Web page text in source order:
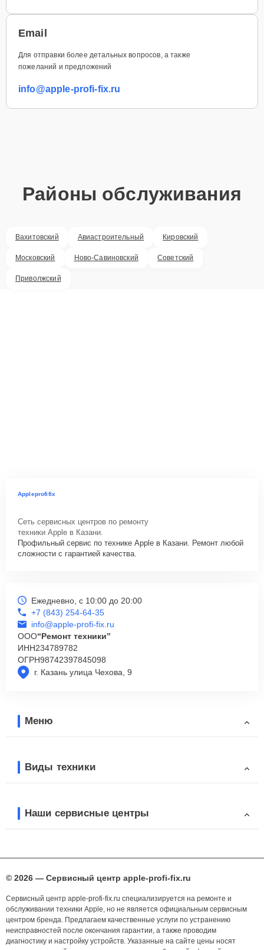
Email
Для отправки более детальных вопросов, а также
пожеланий и предложений
info@apple-profi-fix.ru
Районы обслуживания
Вахитовский Авиастроительный Кировский
Московский Ново-Савиновский Советский
Приволжский
Appleprofifix
Сеть сервисных центров по ремонту
техники Apple в Казани.
Профильный сервис по технике Apple в Казани. Ремонт любой
сложности с гарантией качества.
г. Казань улица Чехова, 9
Ежедневно, с 10:00 до 20:00
+7 (843) 254-64-35
info@apple-profi-fix.ru
ООО“Ремонт техники”
ИНН234789782
ОГРН98742397845098
Меню
Виды техники
Наши сервисные центры
© 2026 — Сервисный центр apple-profi-fix.ru
Сервисный центр apple-profi-fix.ru специализируется на ремонте и
обслуживании техники Apple, но не является официальным сервисным
центром бренда. Предлагаем качественные услуги по устранению
неисправностей после окончания гарантии, а также проводим
диагностику и настройку устройств. Указанные на сайте цены носят